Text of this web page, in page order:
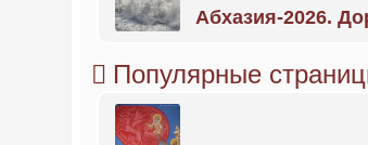
Абхазия-2026.
Популярные